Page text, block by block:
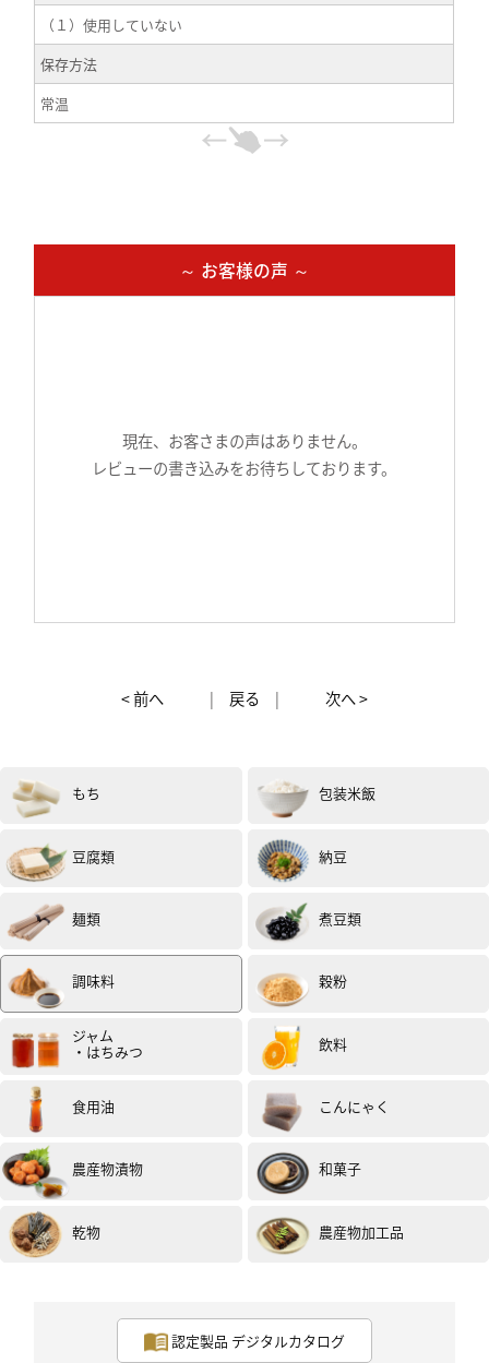
（１）使用していない
保存方法
常温
～ お客様の声 ～
現在、お客さまの声はありません。
レビューの書き込みをお待ちしております。
< 前へ | 戻る | 次へ >
もち 包装米飯
豆腐類 納豆
麺類 煮豆類
調味料 穀粉
ジャム
・はちみつ 飲料
食用油 こんにゃく
農産物漬物 和菓子
乾物 農産物加工品
認定製品 デジタルカタログ